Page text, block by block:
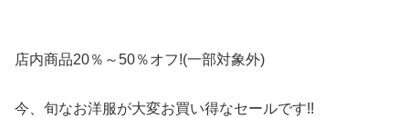
店内商品20％～50％オフ!(一部対象外)
今、旬なお洋服が大変お買い得なセールです!!